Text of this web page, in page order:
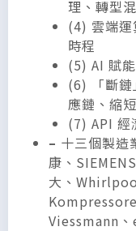
理、轉型
(4) 雲端運
時程
(5) AI 賦
(6) 「斷鏈
應鏈、縮
(7) API 經
– 十三個製造
康、
大、
Viessmann